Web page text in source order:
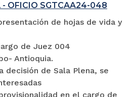
- OFICIO SGTCAA24-048
de hojas de vida y
de Juez 004
Antioquia.
decisión de Sala Plena, se
en el cargo de